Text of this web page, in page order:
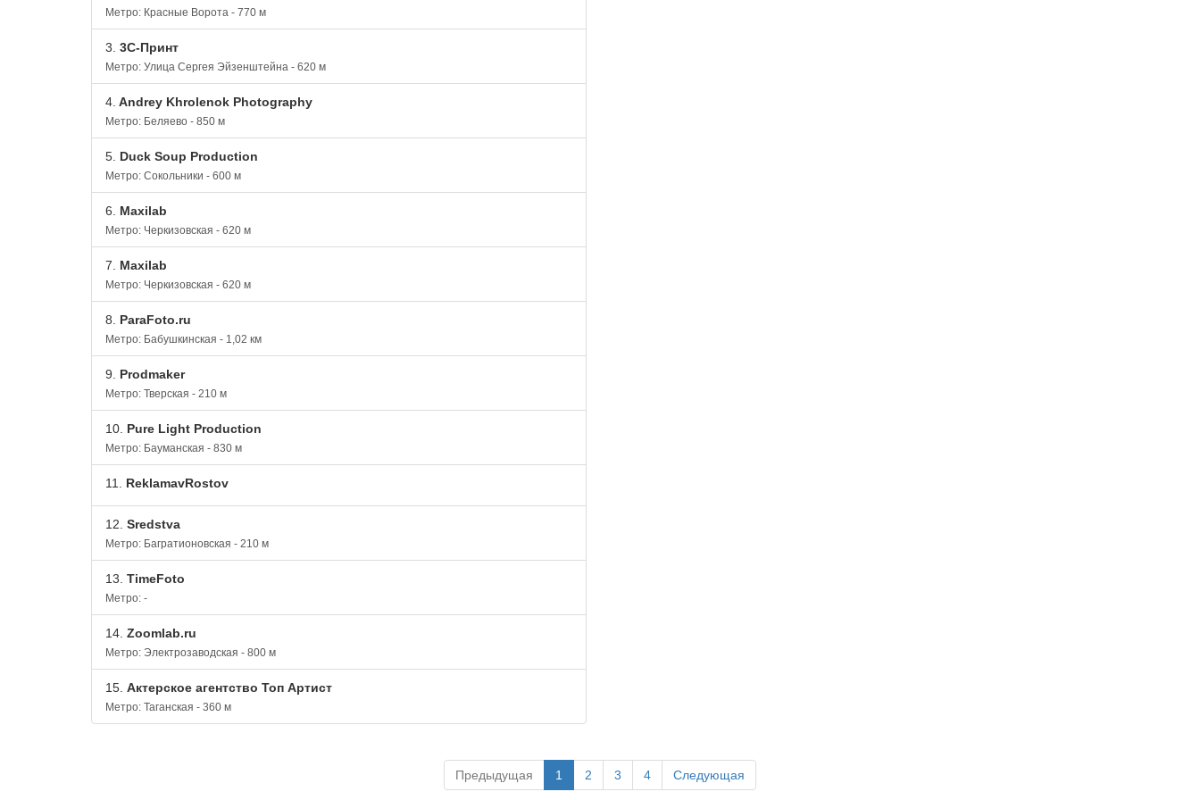
Метро: Красные Ворота - 770 м
3. 3С-Принт
Метро: Улица Сергея Эйзенштейна - 620 м
4. Andrey Khrolenok Photography
Метро: Беляево - 850 м
5. Duck Soup Production
Метро: Сокольники - 600 м
6. Maxilab
Метро: Черкизовская - 620 м
7. Maxilab
Метро: Черкизовская - 620 м
8. ParaFoto.ru
Метро: Бабушкинская - 1,02 км
9. Prodmaker
Метро: Тверская - 210 м
10. Pure Light Production
Метро: Бауманская - 830 м
11. ReklamavRostov
12. Sredstva
Метро: Багратионовская - 210 м
13. TimeFoto
Метро: -
14. Zoomlab.ru
Метро: Электрозаводская - 800 м
15. Актерское агентство Топ Артист
Метро: Таганская - 360 м
Предыдущая 1 2 3 4 Следующая